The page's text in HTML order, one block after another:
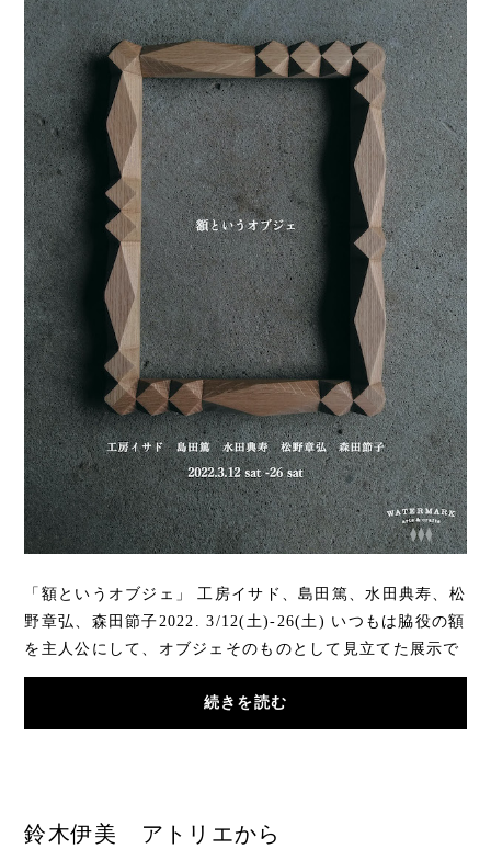
「額というオブジェ」 工房イサド、島田篤、水田典寿、松
野章弘、森田節子2022. 3/12(土)-26(土) いつもは脇役の額
を主人公にして、オブジェそのものとして見立てた展示で
す。佇まいの美しさご覧ください。古材、...
続きを読む
鈴木伊美 アトリエから